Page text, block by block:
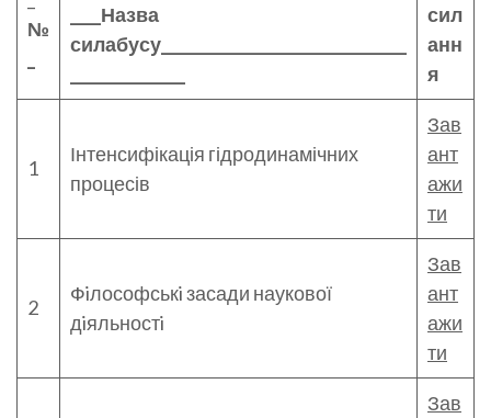
№
____Назва
силабусу________________________________
сил
анн
я
1
Інтенсифікація гідродинамічних
процесів
Зав
ант
ажи
ти
2
Фiлософськi засади наукової
дiяльностi
Зав
ант
ажи
ти
Зав